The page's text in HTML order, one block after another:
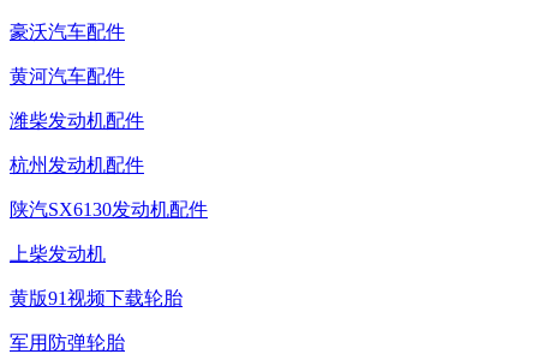
豪沃汽车配件
黄河汽车配件
潍柴发动机配件
杭州发动机配件
陕汽SX6130发动机配件
上柴发动机
黄版91视频下载轮胎
军用防弹轮胎